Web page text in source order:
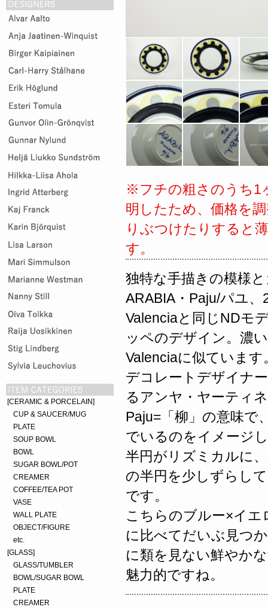
※フチの粗さのうち1
明したため、価格を
りぶつけたりすると
す。
独特な手描きの模様
ARABIA・Paju/パユ
Valenciaと同じNDモ
ッペのデザイン。濃
Valenciaに似ています
デコレートデザイナ
るアンヤ・ヤーティ
Paju=「柳」の意味で
でいるのをイメージ
半円がリズミカルに
の半円を少しずらし
です。
こちらのブルー×イエ
に比べてだいぶ見つ
に類を見ない鮮やか
魅力的ですね。
[CERAMIC & PORCELAIN]
CUP & SAUCER/MUG
PLATE
SOUP BOWL
BOWL
SUGAR BOWL/POT
CREAMER
COFFEE/TEA POT
VASE
WALL PLATE
OBJECT/FIGURE
etc.
[GLASS]
GLASS/TUMBLER
BOWL/SUGAR BOWL
PLATE
CREAMER